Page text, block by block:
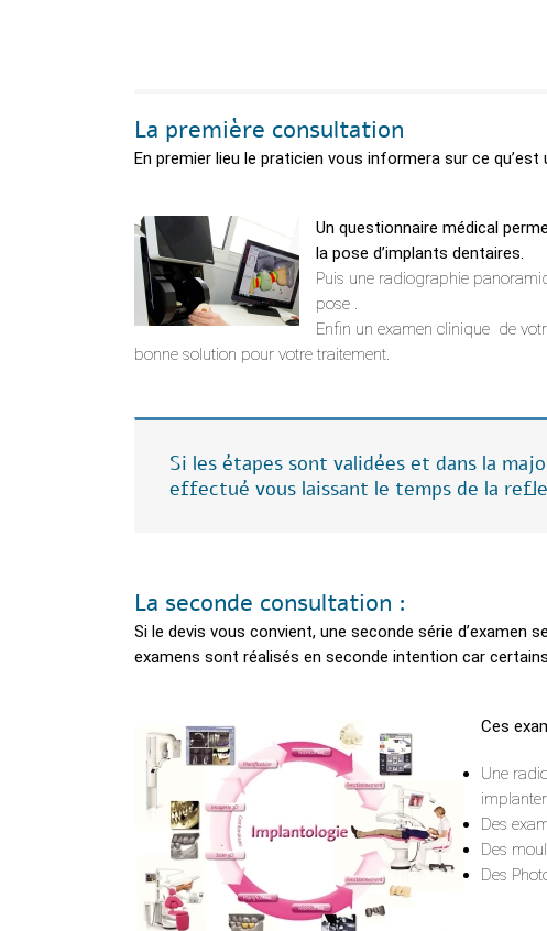
La première consultation
En premier lieu le praticien vous informera sur ce
Un questionnaire médical
la pose d’implants dentaires.
Puis une radiographie
pose .
Enfin un examen clinique de
bonne solution pour votre traitement.
Si les étapes sont validées et dans la
effectué vous laissant le temps de la
La seconde consultation :
Si le devis vous convient, une seconde série
examens sont réalisés en seconde intention car
Ces
Une
Des
Des
Des